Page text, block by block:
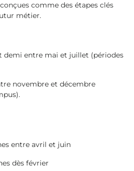
comme des étapes clés
métier.
demi entre mai et juillet (périodes
novembre et décembre
entre avril et juin
dès février